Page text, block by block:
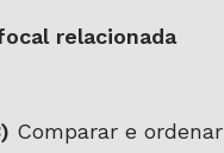
relacionada
Comparar e ordenar